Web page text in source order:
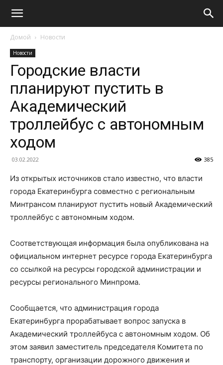
Домой Новости
Новости
Городские власти
планируют пустить в
Академический
троллейбус с автономным
ходом
03.02.2022 385
Из открытых источников стало известно, что власти
города Екатеринбурга совместно с региональным
Минтрансом планируют пустить новый Академический
троллейбус с автономным ходом.
Соответствующая информация была опубликована на
официальном интернет ресурсе города Екатеринбурга
со ссылкой на ресурсы городской администрации и
ресурсы регионального Минпрома.
Сообщается, что администрация города
Екатеринбурга прорабатывает вопрос запуска в
Академический троллейбуса с автономным ходом. Об
этом заявил заместитель председателя Комитета по
транспорту, организации дорожного движения и